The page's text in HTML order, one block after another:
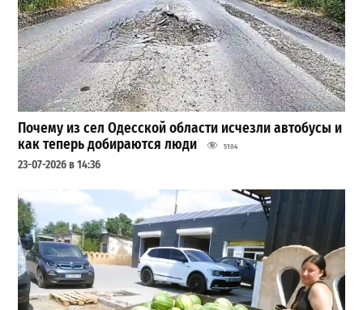
Почему из сел Одесской области исчезли автобусы и
как теперь добираются люди
5104
23-07-2026 в 14:36